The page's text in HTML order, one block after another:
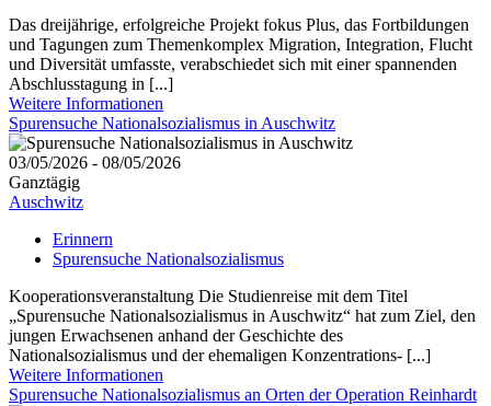
Das dreijährige, erfolgreiche Projekt fokus Plus, das Fortbildungen
und Tagungen zum Themenkomplex Migration, Integration, Flucht
und Diversität umfasste, verabschiedet sich mit einer spannenden
Abschlusstagung in [...]
Weitere Informationen
Spurensuche Nationalsozialismus in Auschwitz
03/05/2026 - 08/05/2026
Ganztägig
Auschwitz
Erinnern
Spurensuche Nationalsozialismus
Kooperationsveranstaltung Die Studienreise mit dem Titel
„Spurensuche Nationalsozialismus in Auschwitz“ hat zum Ziel, den
jungen Erwachsenen anhand der Geschichte des
Nationalsozialismus und der ehemaligen Konzentrations- [...]
Weitere Informationen
Spurensuche Nationalsozialismus an Orten der Operation Reinhardt